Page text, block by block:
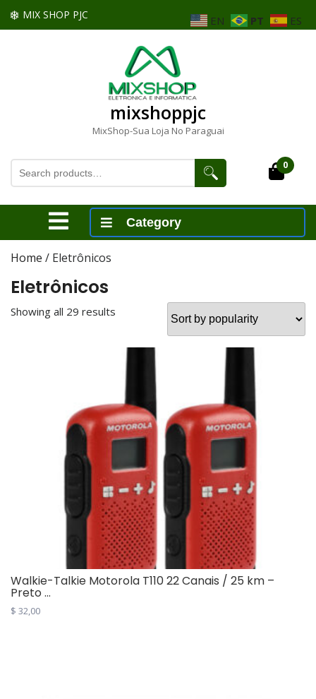
Skip MIX SHOP PJC
mixshoppjc
MixShop-Sua Loja No Paraguai
Search
for:
Cart
0
Open
Menu
Category
Home / Eletrônicos
Eletrônicos
Showing all 29 results
Walkie-Talkie Motorola T110 22 Canais / 25 km –
Preto ...
$ 32,00
EN PT ES